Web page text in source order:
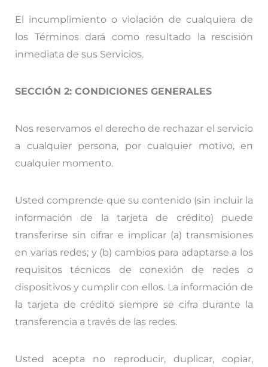
El incumplimiento o violación de cualquiera de
los Términos dará como resultado la rescisión
inmediata de sus Servicios.
SECCIÓN 2: CONDICIONES GENERALES
Nos reservamos el derecho de rechazar el servicio
a cualquier persona, por cualquier motivo, en
cualquier momento.
Usted comprende que su contenido (sin incluir la
información de la tarjeta de crédito) puede
transferirse sin cifrar e implicar (a) transmisiones
en varias redes; y (b) cambios para adaptarse a los
requisitos técnicos de conexión de redes o
dispositivos y cumplir con ellos. La información de
la tarjeta de crédito siempre se cifra durante la
transferencia a través de las redes.
Usted acepta no reproducir, duplicar, copiar,